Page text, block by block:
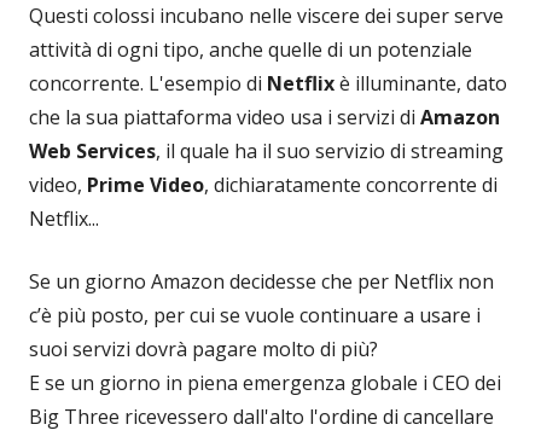
Questi colossi incubano nelle viscere dei super serve
attività di ogni tipo, anche quelle di un potenziale
concorrente. L'esempio di Netflixè illuminante, dato
che la sua piattaforma video usa i servizi di Amazon
Web Services, il quale ha il suo servizio di streaming
video, Prime Video, dichiaratamente concorrente di
Netflix...
Se un giorno Amazon decidesse che per Netflix non
c’è più posto, per cui se vuole continuare a usare i
suoi servizi dovrà pagare molto di più?
E se un giorno in piena emergenza globale i CEO dei
Big Three ricevessero dall'alto l'ordine di cancellare